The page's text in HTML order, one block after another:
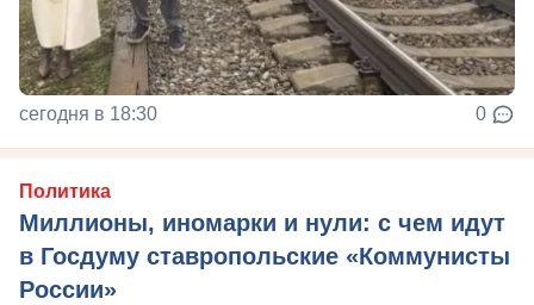
сегодня в 18:30 0
Политика
Миллионы, иномарки и нули: с чем идут
в Госдуму ставропольские «Коммунисты
России»